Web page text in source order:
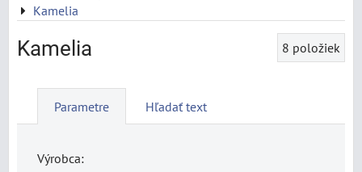
Kamelia
Kamelia 8 položiek
Parametre Hľadať text
Výrobca: